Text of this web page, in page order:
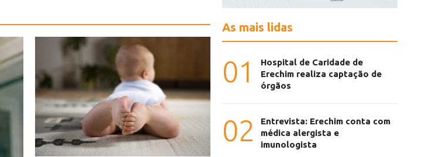
As mais lidas
01
Hospital de Caridade de
Erechim realiza captação de
órgãos
02
Entrevista: Erechim conta com
médica alergista e
imunologista